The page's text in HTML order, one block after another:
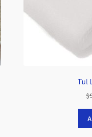
Tul
$